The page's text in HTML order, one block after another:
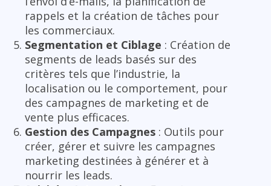
rappels et la création de tâches pour
les commerciaux.
Segmentation et Ciblage : Création de
segments de leads basés sur des
critères tels que l’industrie, la
localisation ou le comportement, pour
des campagnes de marketing et de
vente plus efficaces.
Gestion des Campagnes : Outils pour
créer, gérer et suivre les campagnes
marketing destinées à générer et à
nourrir les leads.